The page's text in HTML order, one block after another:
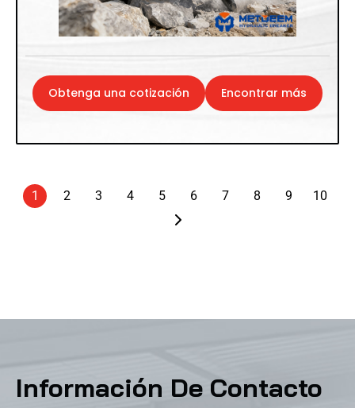
Obtenga una cotización Encontrar más
1 2 3 4 5 6 7 8 9 10
Información De Contacto